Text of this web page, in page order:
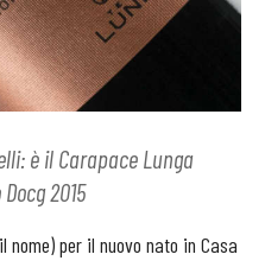
è il Carapace Lunga
2015
per il nuovo nato in Casa